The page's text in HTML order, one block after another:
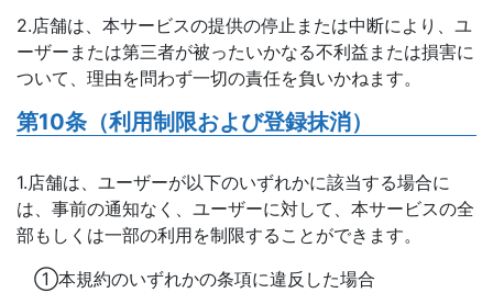
2.店舗は、本サービスの提供の停止または中断により、ユ
ーザーまたは第三者が被ったいかなる不利益または損害に
ついて、理由を問わず一切の責任を負いかねます。
第10条（利用制限および登録抹消）
1.店舗は、ユーザーが以下のいずれかに該当する場合に
は、事前の通知なく、ユーザーに対して、本サービスの全
部もしくは一部の利用を制限することができます。
①本規約のいずれかの条項に違反した場合